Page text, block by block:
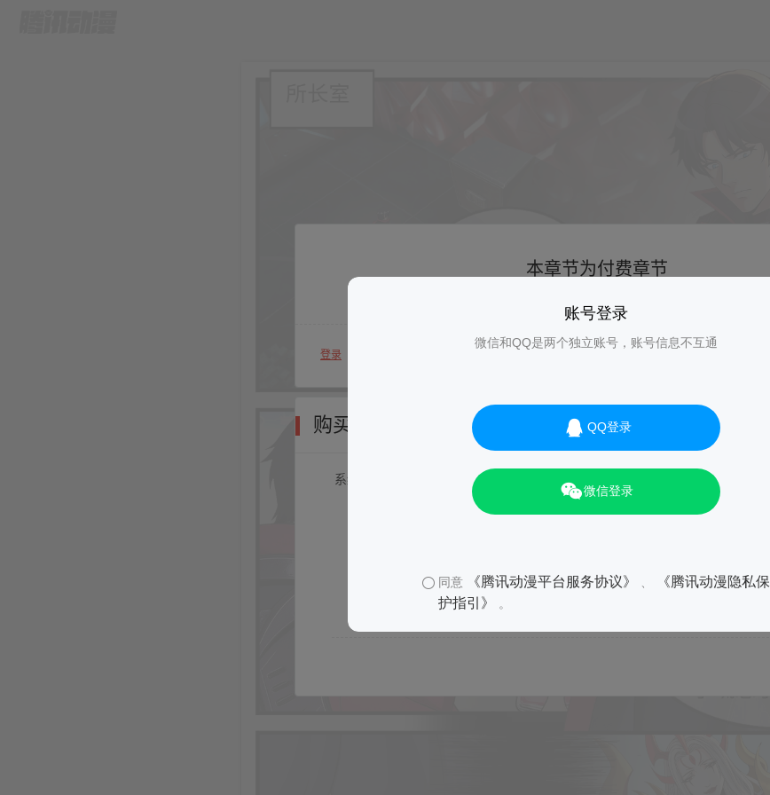
账号登录
微信和QQ是两个独立账号，账号信息不互通
QQ登录
微信登录
同意 《腾讯动漫平台服务协议》
《腾讯动漫隐私保
护指引》
。